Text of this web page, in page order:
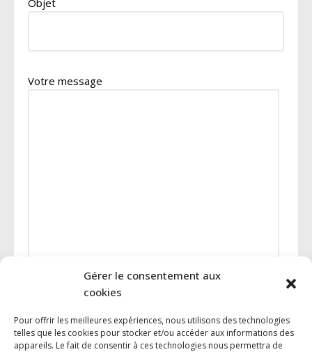
Gérer le consentement aux
cookies
Pour offrir les meilleures expériences, nous utilisons des technologies
telles que les cookies pour stocker et/ou accéder aux informations des
appareils. Le fait de consentir à ces technologies nous permettra de
Objet
Votre message
J'ai lu et accepte la politique de confidentialité de
ce site.